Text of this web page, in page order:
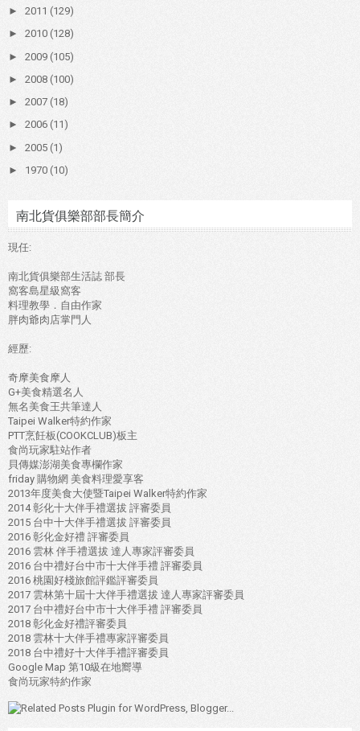
► 2011 (129)
► 2010 (128)
► 2009 (105)
► 2008 (100)
► 2007 (18)
► 2006 (11)
► 2005 (1)
► 1970 (10)
南北貨俱樂部部長簡介
現任:
南北貨俱樂部生活誌 部長
窩客島星級窩客
料理教學．自由作家
胖肉爺肉店掌門人
經歷:
奇摩美食摩人
G+美食精選名人
無名美食王共筆達人
Taipei Walker特約作家
PTT烹飪板(COOKCLUB)板主
食尚玩家駐站作者
貝傳媒澎湖美食專欄作家
friday 購物網 美食料理愛享客
2013年度美食大使暨Taipei Walker特約作家
2014 彰化十大伴手禮選拔 評審委員
2015 台中十大伴手禮選拔 評審委員
2016 彰化金好禮 評審委員
2016 雲林 伴手禮選拔 達人專家評審委員
2016 台中禮好台中市十大伴手禮 評審委員
2016 桃園好棧旅館評鑑評審委員
2017 雲林第十屆十大伴手禮選拔 達人專家評審委員
2017 台中禮好台中市十大伴手禮 評審委員
2018 彰化金好禮評審委員
2018 雲林十大伴手禮專家評審委員
2018 台中禮好十大伴手禮評審委員
Google Map 第10級在地嚮導
食尚玩家特約作家